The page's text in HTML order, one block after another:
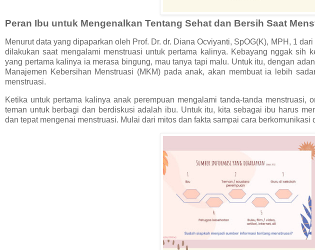
Peran Ibu untuk Mengenalkan Tentang Sehat dan Bersih Saat
Menurut data yang dipaparkan oleh Prof. Dr. dr. Diana Ocviyanti, SpOG(K), MPH, 1
dilakukan saat mengalami menstruasi untuk pertama kalinya. Kebayang nggak sih
yang pertama kalinya ia merasa bingung, mau tanya tapi malu. Untuk itu, dengan
Manajemen Kebersihan Menstruasi (MKM) pada anak, akan membuat ia lebih
menstruasi.
Ketika untuk pertama kalinya anak perempuan mengalami tanda-tanda menstruasi,
teman untuk berbagi dan berdiskusi adalah ibu. Untuk itu, kita sebagai ibu harus
dan tepat mengenai menstruasi. Mulai dari mitos dan fakta sampai cara berkomunikasi